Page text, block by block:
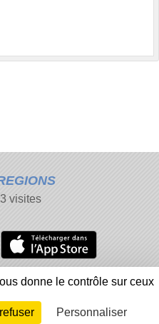
visites
des cookies
un contenu inapproprié
Connexion
donne le contrôle sur ceux
Personnaliser